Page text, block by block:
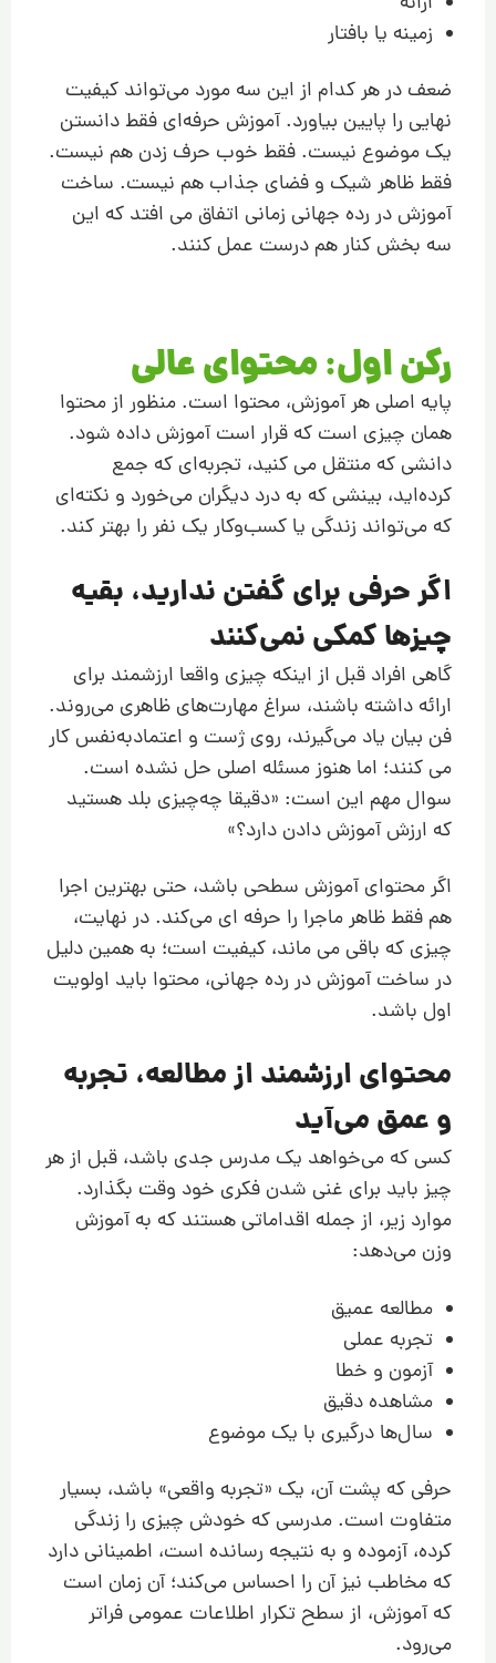
زمینه یا بافتار
ضعف در هر کدام از این سه مورد می‌تواند کیفیت
نهایی را پایین بیاورد. آموزش حرفه‌ای فقط دانستن
یک موضوع نیست. فقط خوب حرف زدن هم نیست.
فقط ظاهر شیک و فضای جذاب هم نیست. ساخت
آموزش در رده جهانی زمانی اتفاق می افتد که این
سه بخش کنار هم درست عمل کنند.
رکن اول: محتوای عالی
پایه اصلی هر آموزش، محتوا است. منظور از محتوا
همان چیزی است که قرار است آموزش داده شود.
دانشی که منتقل می کنید، تجربه‌ای که جمع
کرده‌اید، بینشی که به‌ درد دیگران می‌خورد و نکته‌ای
که می‌تواند زندگی یا کسب‌و‌کار یک نفر را بهتر کند.
اگر حرفی برای گفتن ندارید، بقیه
چیزها کمکی نمی‌کنند
گاهی افراد قبل از اینکه چیزی واقعا ارزشمند برای
ارائه داشته باشند، سراغ مهارت‌های ظاهری می‌روند.
فن بیان یاد می‌گیرند، روی ژست و اعتمادبه‌نفس کار
می کنند؛ اما هنوز مسئله اصلی حل نشده است.
سوال مهم این است: «دقیقا چه‌چیزی بلد هستید
که ارزش آموزش دادن دارد؟»
اگر محتوای آموزش سطحی باشد، حتی بهترین اجرا
هم فقط ظاهر ماجرا را حرفه ای می‌کند. در نهایت،
چیزی که باقی می ماند، کیفیت است؛ به همین دلیل
در ساخت آموزش در رده جهانی، محتوا باید اولویت
اول باشد.
محتوای ارزشمند از مطالعه، تجربه
و عمق می‌آید
کسی که می‌خواهد یک مدرس جدی باشد، قبل از هر
چیز باید برای غنی شدن فکری خود وقت بگذارد.
موارد زیر، از جمله اقداماتی هستند که به آموزش
وزن می‌دهد:
مطالعه عمیق
تجربه عملی
آزمون و خطا
مشاهده دقیق
سال‌ها درگیری با یک موضوع
حرفی که پشت آن، یک «تجربه واقعی» باشد، بسیار
متفاوت است. مدرسی که خودش چیزی را زندگی
کرده، آزموده و به نتیجه رسانده است، اطمینانی دارد
که مخاطب نیز آن را احساس می‌کند؛ آن زمان است
که آموزش، از سطح تکرار اطلاعات عمومی فراتر
می‌رود.